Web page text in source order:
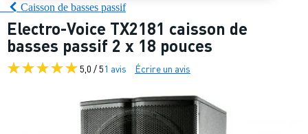
Caisson de basses passif
Electro-Voice TX2181 caisson de
basses passif 2 x 18 pouces
5,0 / 51 avis Écrire un avis